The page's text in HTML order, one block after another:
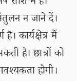
न जाने दें।
कार्यक्षेत्र में
है। छात्रों को
होगी।